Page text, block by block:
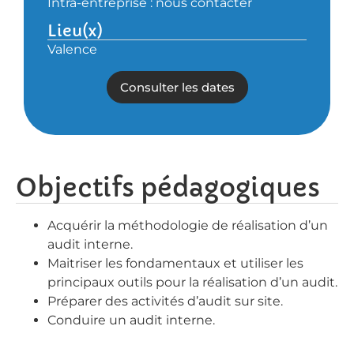
Lieu(x)
Valence
Consulter les dates
Objectifs pédagogiques
Acquérir la méthodologie de réalisation d’un
audit interne.
Maitriser les fondamentaux et utiliser les
principaux outils pour la réalisation d’un audit.
Préparer des activités d’audit sur site.
Conduire un audit interne.